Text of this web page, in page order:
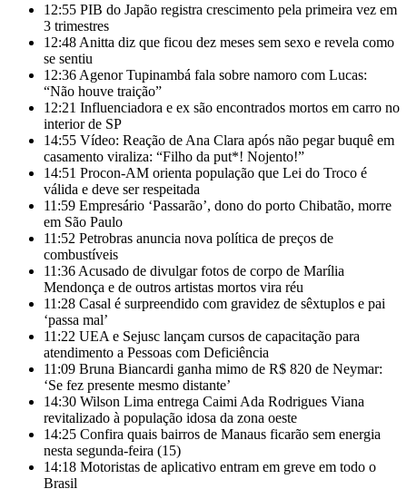
12:55 PIB do Japão registra crescimento pela primeira vez em
3 trimestres
12:48 Anitta diz que ficou dez meses sem sexo e revela como
se sentiu
12:36 Agenor Tupinambá fala sobre namoro com Lucas:
“Não houve traição”
12:21 Influenciadora e ex são encontrados mortos em carro no
interior de SP
14:55 Vídeo: Reação de Ana Clara após não pegar buquê em
casamento viraliza: “Filho da put*! Nojento!”
14:51 Procon-AM orienta população que Lei do Troco é
válida e deve ser respeitada
11:59 Empresário ‘Passarão’, dono do porto Chibatão, morre
em São Paulo
11:52 Petrobras anuncia nova política de preços de
combustíveis
11:36 Acusado de divulgar fotos de corpo de Marília
Mendonça e de outros artistas mortos vira réu
11:28 Casal é surpreendido com gravidez de sêxtuplos e pai
‘passa mal’
11:22 UEA e Sejusc lançam cursos de capacitação para
atendimento a Pessoas com Deficiência
11:09 Bruna Biancardi ganha mimo de R$ 820 de Neymar:
‘Se fez presente mesmo distante’
14:30 Wilson Lima entrega Caimi Ada Rodrigues Viana
revitalizado à população idosa da zona oeste
14:25 Confira quais bairros de Manaus ficarão sem energia
nesta segunda-feira (15)
14:18 Motoristas de aplicativo entram em greve em todo o
Brasil